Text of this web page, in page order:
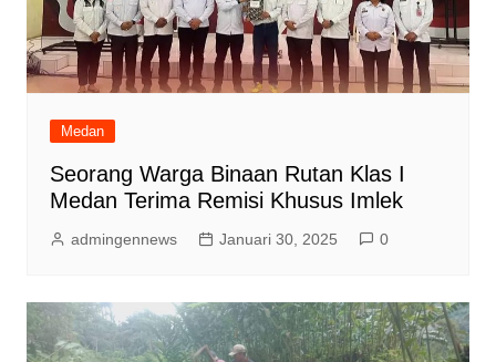
Medan
Seorang Warga Binaan Rutan Klas I
Medan Terima Remisi Khusus Imlek
admingennews Januari 30, 2025 0